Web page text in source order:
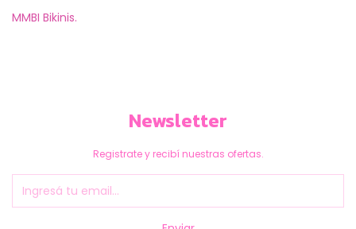
MMBI Bikinis.
Newsletter
Registrate y recibí nuestras ofertas.